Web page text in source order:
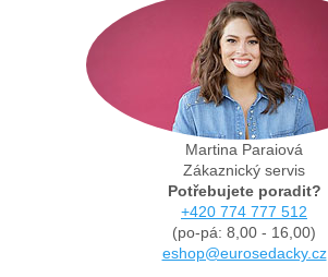
Martina Paraiová
Zákaznický servis
Potřebujete poradit?
+420 774 777 512
(po-pá: 8,00 - 16,00)
eshop@eurosedacky.cz